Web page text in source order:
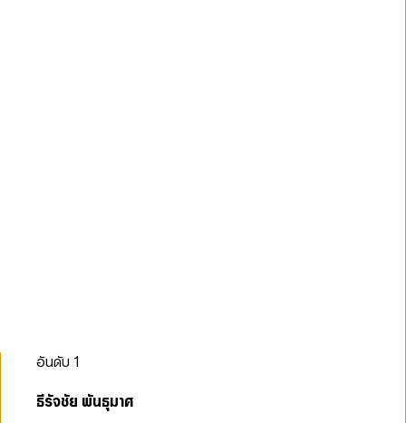
อันดับ 1
ธีรัจชัย พันธุมาศ